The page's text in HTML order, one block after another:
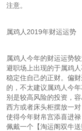
注意。
属鸡人2019年财运运势
属鸡人今年的财运运势
避职场上出现的于属鸡
稳定住自己的正财。偏
的，不太建议属鸡人今
别是较高风险的投资，
西方或者床头柜摆放一
使得今年财帛宫添喜进
佩戴一个【淘运阁双牛